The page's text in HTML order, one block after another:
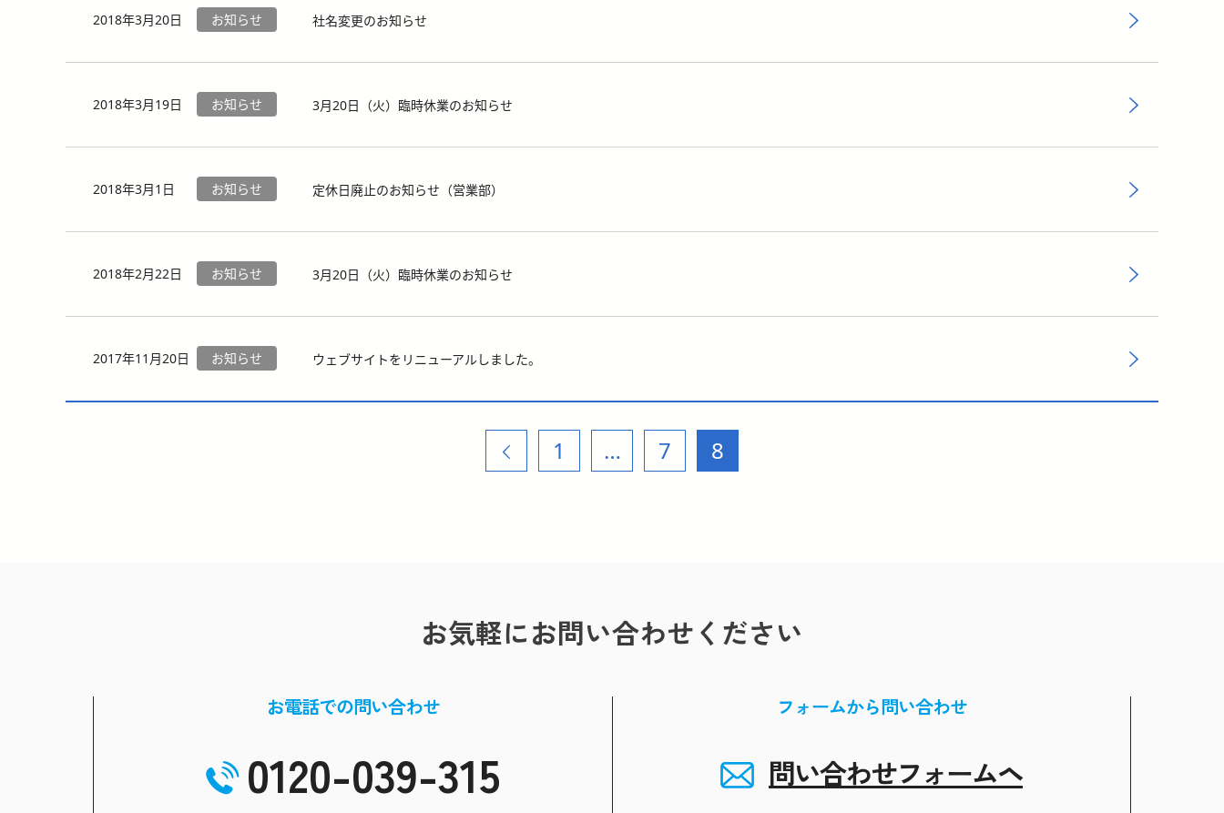
2018年3月20日 お知らせ 社名変更のお知らせ
2018年3月19日 お知らせ 3月20日（火）臨時休業のお知らせ
2018年3月1日 お知らせ 定休日廃止のお知らせ（営業部）
2018年2月22日 お知らせ 3月20日（火）臨時休業のお知らせ
2017年11月20日 お知らせ ウェブサイトをリニューアルしました。
1 … 7 8
お気軽にお問い合わせください
お電話での問い合わせ
0120-039-315
フォームから問い合わせ
問い合わせフォームヘ